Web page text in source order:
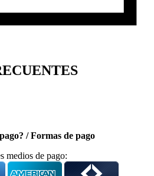
/ Formas de pago
medios de pago: